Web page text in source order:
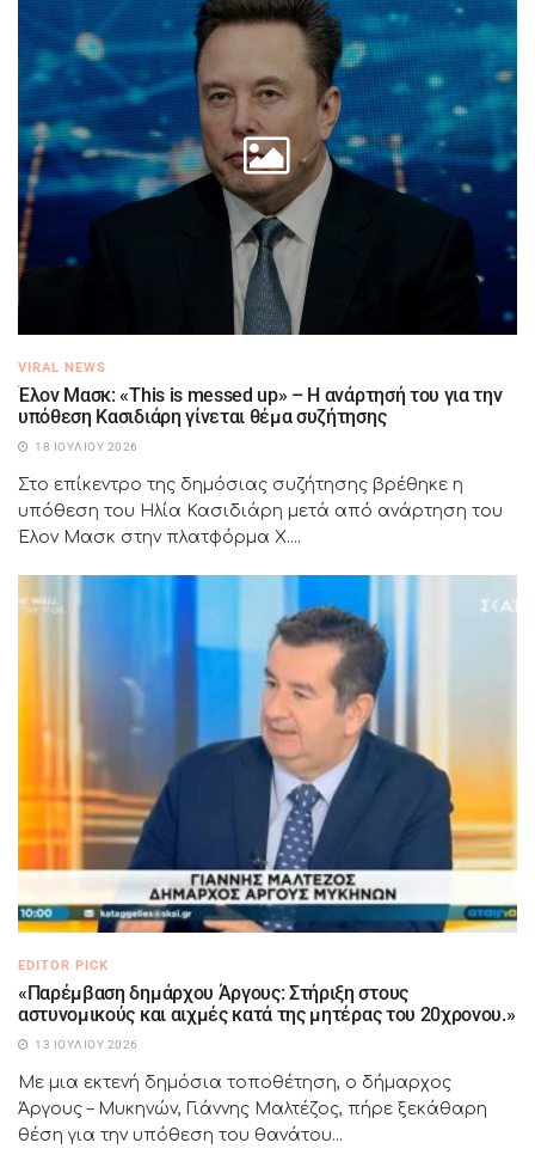
VIRAL NEWS
Έλον Μασκ: «This is messed up» – Η ανάρτησή του για την
υπόθεση Κασιδιάρη γίνεται θέμα συζήτησης
18 ΙΟΥΛΊΟΥ 2026
Στο επίκεντρο της δημόσιας συζήτησης βρέθηκε η
υπόθεση του Ηλία Κασιδιάρη μετά από ανάρτηση του
Έλον Μασκ στην πλατφόρμα X....
EDITOR PICK
«Παρέμβαση δημάρχου Άργους: Στήριξη στους
αστυνομικούς και αιχμές κατά της μητέρας του 20χρονου.»
13 ΙΟΥΛΊΟΥ 2026
Με μια εκτενή δημόσια τοποθέτηση, ο δήμαρχος
Άργους – Μυκηνών, Γιάννης Μαλτέζος, πήρε ξεκάθαρη
θέση για την υπόθεση του θανάτου...